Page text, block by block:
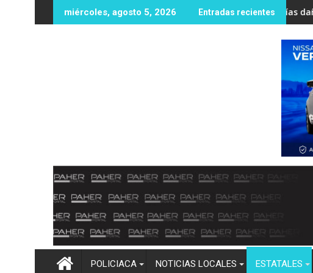
al
miércoles, agosto 5, 2026 Entradas recientes
a comunidades y vialidades afectadas por las recientes lluvias en
"No lo merecías, no le hacías daño a nadie":
POLICIACA NOTICIAS LOCALES ESTATALES